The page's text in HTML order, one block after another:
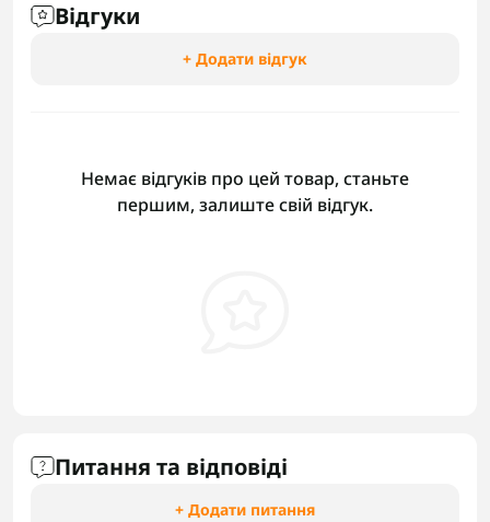
Відгуки
+ Додати відгук
Немає відгуків про цей товар, станьте
першим, залиште свій відгук.
Питання та відповіді
+ Додати питання